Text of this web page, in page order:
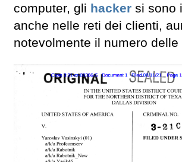
computer, gli hacker si sono
anche nelle reti dei clienti,
notevolmente il numero delle